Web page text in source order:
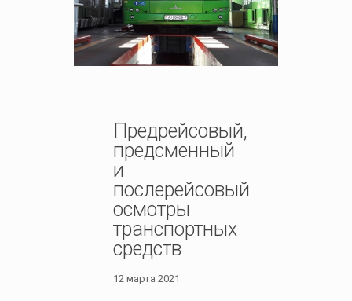
Предрейсовый,
предсменный
и
послерейсовый
осмотры
транспортных
средств
12 марта 2021